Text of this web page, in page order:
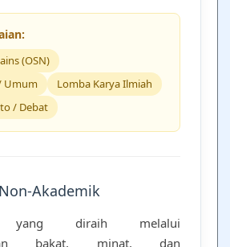
(OSN)
Umum
Lomba Karya Ilmiah
/ Debat
Akademik
yang diraih melalui
bakat, minat, dan